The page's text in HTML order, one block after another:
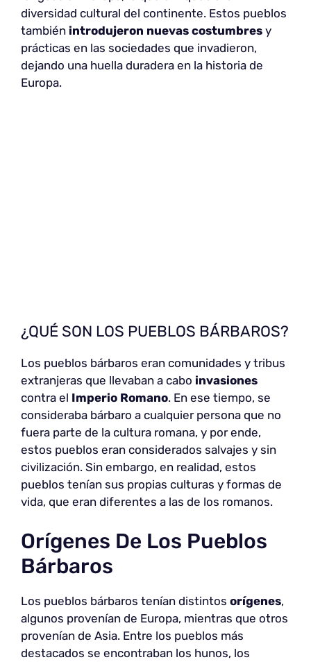
diversidad cultural del continente. Estos pueblos
también introdujeron nuevas costumbres y
prácticas en las sociedades que invadieron,
dejando una huella duradera en la historia de
Europa.
¿QUÉ SON LOS PUEBLOS BÁRBAROS?
Los pueblos bárbaros eran comunidades y tribus
extranjeras que llevaban a cabo invasiones
contra el Imperio Romano. En ese tiempo, se
consideraba bárbaro a cualquier persona que no
fuera parte de la cultura romana, y por ende,
estos pueblos eran considerados salvajes y sin
civilización. Sin embargo, en realidad, estos
pueblos tenían sus propias culturas y formas de
vida, que eran diferentes a las de los romanos.
Orígenes De Los Pueblos
Bárbaros
Los pueblos bárbaros tenían distintos orígenes,
algunos provenían de Europa, mientras que otros
provenían de Asia. Entre los pueblos más
destacados se encontraban los hunos, los